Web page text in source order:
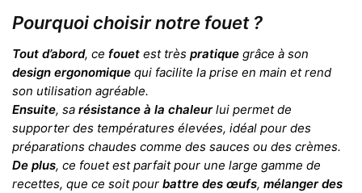
Pourquoi choisir notre fouet ?
Tout d’abord, ce fouet est très pratique grâce à son
design ergonomique qui facilite la prise en main et rend
son utilisation agréable.
Ensuite, sa résistance à la chaleurlui permet de
supporter des températures élevées, idéal pour des
préparations chaudes comme des sauces ou des crèmes.
De plus, ce fouet est parfait pour une large gamme de
recettes, que ce soit pour battre des œufs, mélanger des